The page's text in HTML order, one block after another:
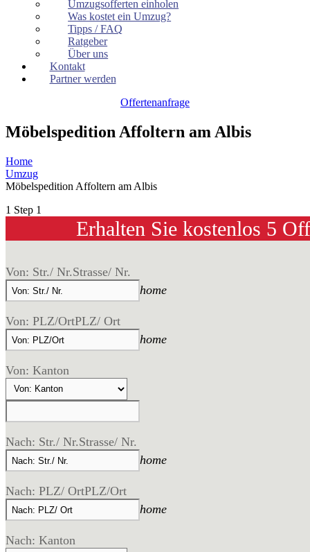
Umzugsofferten einholen
Was kostet ein Umzug?
Tipps / FAQ
Ratgeber
Über uns
Kontakt
Partner werden
Offertenanfrage
Möbelspedition Affoltern am Albis
Home
Umzug
Möbelspedition Affoltern am Albis
1 Step 1
Erhalten Sie kostenlos 5
Von: Str./ Nr.Strasse/ Nr.
home
Von: PLZ/OrtPLZ/ Ort
home
Von: Kanton
Nach: Str./ Nr.Strasse/ Nr.
home
Nach: PLZ/ OrtPLZ/Ort
home
Nach: Kanton